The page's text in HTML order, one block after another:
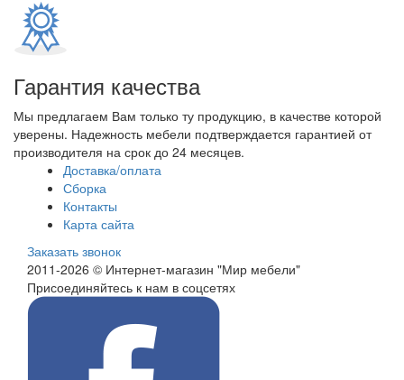
Гарантия качества
Мы предлагаем Вам только ту продукцию, в качестве которой
уверены. Надежность мебели подтверждается гарантией от
производителя на срок до 24 месяцев.
Доставка/оплата
Сборка
Контакты
Карта сайта
Заказать звонок
2011-2026 © Интернет-магазин "Мир мебели"
Присоединяйтесь к нам в соцсетях